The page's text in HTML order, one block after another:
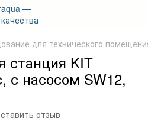
для технического
станция KIT
с насосом SW12,
отзыв